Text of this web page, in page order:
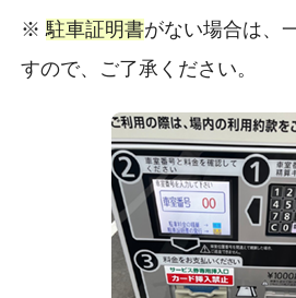
※ 駐車証明書がない場合は、
すので、ご了承ください。